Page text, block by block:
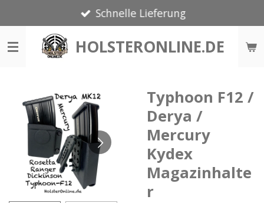
Hauptinhalt
springen
HOLSTERONLINE.DE
Schnelle Lieferung
Typhoon F12 /
Derya /
Mercury
Kydex
Magazinhalte
r